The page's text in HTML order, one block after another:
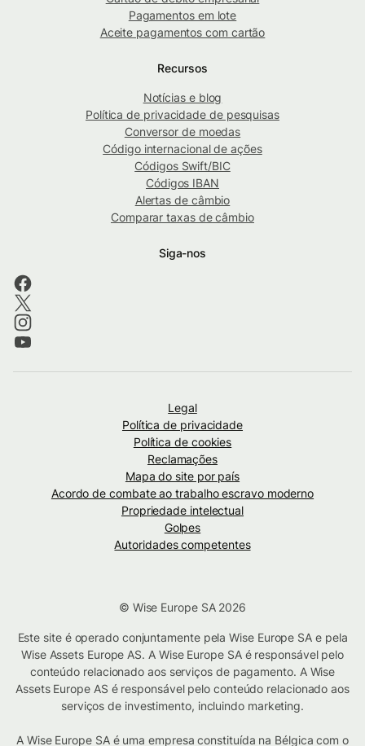
Pagamentos em lote
Aceite pagamentos com cartão
Recursos
Notícias e blog
Política de privacidade de pesquisas
Conversor de moedas
Código internacional de ações
Códigos Swift/BIC
Códigos IBAN
Alertas de câmbio
Comparar taxas de câmbio
Siga-nos
Legal
Política de privacidade
Política de cookies
Reclamações
Mapa do site por país
Acordo de combate ao trabalho escravo moderno
Propriedade intelectual
Golpes
Autoridades competentes
© Wise Europe SA 2026
Este site é operado conjuntamente pela Wise Europe SA e pela
Wise Assets Europe AS. A Wise Europe SA é responsável pelo
conteúdo relacionado aos serviços de pagamento. A Wise
Assets Europe AS é responsável pelo conteúdo relacionado aos
serviços de investimento, incluindo marketing.
A Wise Europe SA é uma empresa constituída na Bélgica com o